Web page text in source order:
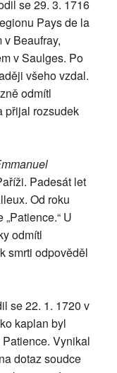
se 29. 3. 1716
Pays de la
Beaufray,
v Saulges. Po
všeho vzdal.
odmítl
přijal rozsudek
Padesát let
Od roku
U
odmítl
smrti odpověděl
se 22. 1. 1720 v
kaplan byl
Vynikal
dotaz soudce